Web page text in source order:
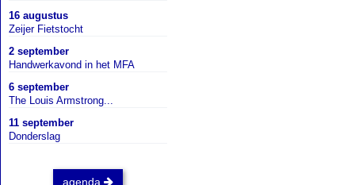
16 augustus
Zeijer Fietstocht
2 september
Handwerkavond in het MFA
6 september
The Louis Armstrong...
11 september
Donderslag
agenda